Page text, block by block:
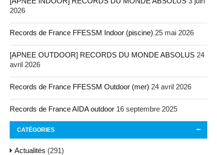
2026
Records de France FFESSM Indoor (piscine) 25 mai 2026
[APNEE OUTDOOR] RECORDS DU MONDE ABSOLUS 24
avril 2026
Records de France FFESSM Outdoor (mer) 24 avril 2026
Records de France AIDA outdoor 16 septembre 2025
CATÉGORIES
Actualités (291)